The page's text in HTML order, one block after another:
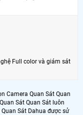
Full color và giám sát
Camera Quan Sát Quan
Sát Quan Sát luôn
Sát Dahua được sử